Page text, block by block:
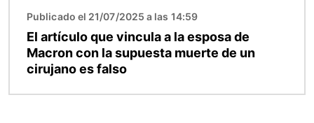
Publicado el 21/07/2025 a las 14:59
El artículo que vincula a la esposa de
Macron con la supuesta muerte de un
cirujano es falso